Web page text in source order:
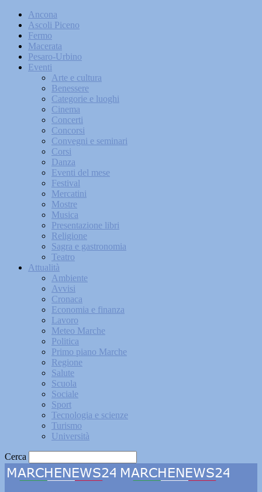
Ancona
Ascoli Piceno
Fermo
Macerata
Pesaro-Urbino
Eventi
Arte e cultura
Benessere
Categorie e luoghi
Cinema
Concerti
Concorsi
Convegni e seminari
Corsi
Danza
Eventi del mese
Festival
Mercatini
Mostre
Musica
Presentazione libri
Religione
Sagra e gastronomia
Teatro
Attualità
Ambiente
Avvisi
Cronaca
Economia e finanza
Lavoro
Meteo Marche
Politica
Primo piano Marche
Regione
Salute
Scuola
Sociale
Sport
Tecnologia e scienze
Turismo
Università
Cerca